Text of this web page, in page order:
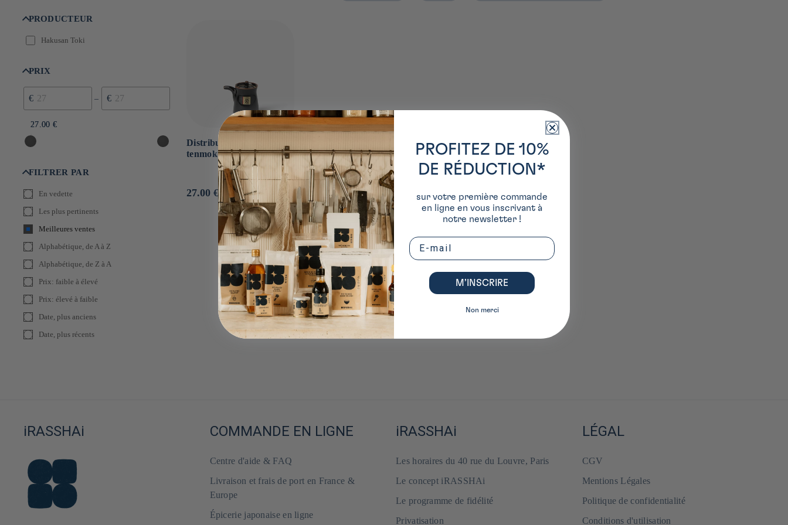
:
PRODUCTEUR
Hakusan Toki
PRIX
€ – €
27.00 €
27.00 €
FILTRER PAR
En vedette
Les plus pertinents
Meilleures ventes
Alphabétique, de A à Z
Alphabétique, de Z à A
Prix: faible à élevé
Prix: élevé à faible
Date, plus anciens
Date, plus récents
Distributeur à sauce soja
tenmoku ⋅ Hakusan Toki
Prix
habituel
27.00 € épuisé
iRASSHAi COMMANDE EN LIGNE
Centre d'aide & FAQ
Livraison et frais de port en France &
Europe
Épicerie japonaise en ligne
iRASSHAi
Les horaires du 40 rue du Louvre, Paris
Le concept iRASSHAi
Le programme de fidélité
Privatisation
LÉGAL
CGV
Mentions Légales
Politique de confidentialité
Conditions d'utilisation
PROFITEZ DE 10%
DE RÉDUCTION*
sur votre première commande
en ligne en vous inscrivant à
notre newsletter !
Email
M’INSCRIRE
Non merci